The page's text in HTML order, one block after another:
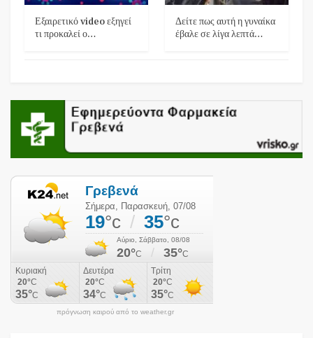
Εξαιρετικό video εξηγεί
τι προκαλεί ο…
Δείτε πως αυτή η γυναίκα
έβαλε σε λίγα λεπτά…
πρόγνωση καιρού από το weather.gr